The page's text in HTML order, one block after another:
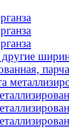
другие
парча